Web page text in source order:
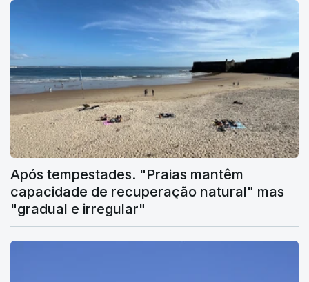
Após tempestades. "Praias mantêm
capacidade de recuperação natural" mas
"gradual e irregular"